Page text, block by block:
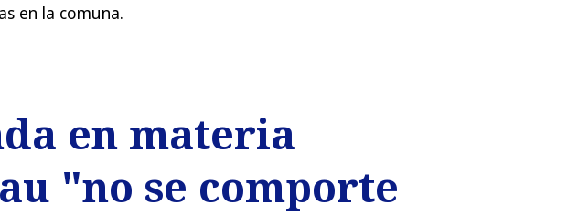
en la comuna.
en materia
"no se comporte